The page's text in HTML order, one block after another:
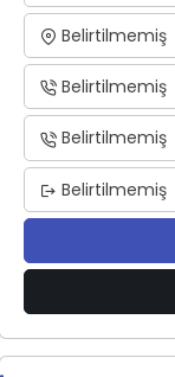
Belirtilmemiş
Belirtilmemiş
Belirtilmemiş
Belirtilmemiş